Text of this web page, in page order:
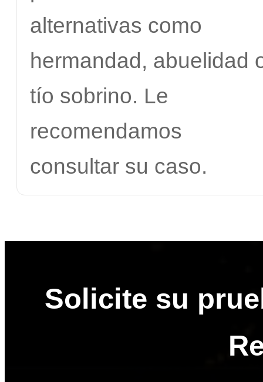
alternativas como
hermandad, abuelidad
tío sobrino. Le
recomendamos
consultar su caso.
Solicite su